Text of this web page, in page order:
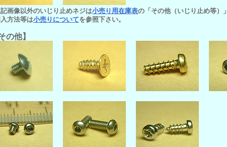
画像以外のいじり止めネジは小売り用在庫表の「その他（いじり止め等）
方法等は小売りについてを参照下さい。
の他】